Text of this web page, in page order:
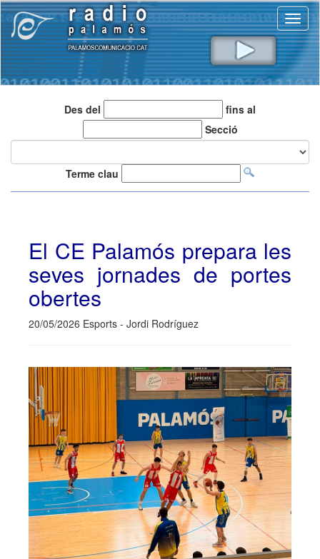
Des del
fins al
Secció
Terme clau
El CE Palamós prepara les
seves jornades de portes
obertes
20/05/2026 Esports - Jordi Rodríguez